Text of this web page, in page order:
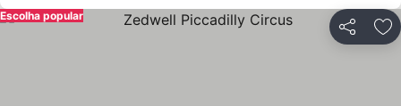
Partilhar
Escolha popular